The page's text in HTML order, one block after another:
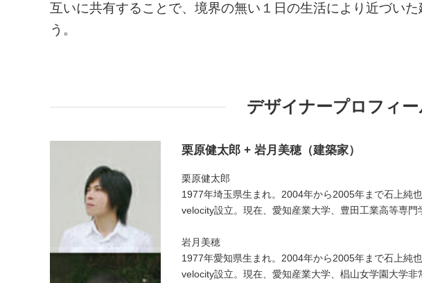
互いに共有することで、境界の無い１日の生活により近づい
う。
デザイナープロフィー
栗原健太郎 + 岩月美穂（建築家）
栗原健太郎
1977年埼玉県生まれ。2004年から2005年まで石上
velocity設立。現在、愛知産業大学、豊田工業高等専門
岩月美穂
1977年愛知県生まれ。2004年から2005年まで石上
velocity設立。現在、愛知産業大学、椙山女学園大学非